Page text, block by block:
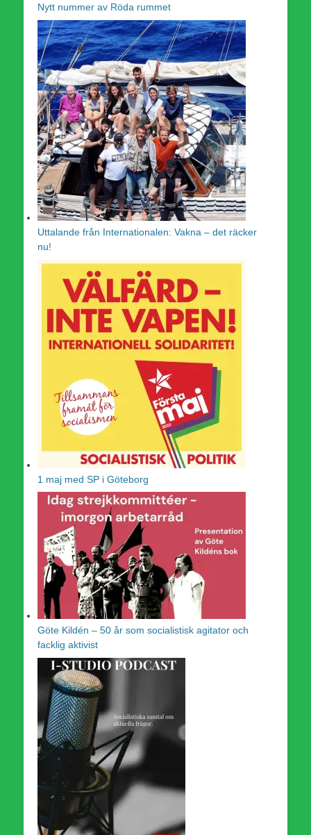
Nytt nummer av Röda rummet
Uttalande från Internationalen: Vakna – det räcker
nu!
1 maj med SP i Göteborg
Göte Kildén – 50 år som socialistisk agitator och
facklig aktivist